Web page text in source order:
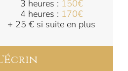
3 heures : 150€
4 heures : 170€
+ 25 € si suite en plus